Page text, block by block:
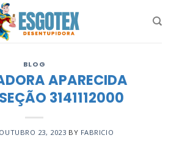
BLOG
APARECIDA
3141112000
OUTUBRO 23, 2023 BY FABRICIO